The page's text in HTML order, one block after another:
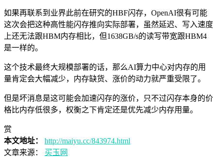
如果再联系到业界此前在研究的HBF闪存，OpenAI很有可能
这次会把这种高性能闪存推向实际部署，虽然延迟、写入速度
上还无法跟HBM内存相比，但1638GB/s的读写带宽跟HBM4
是一样的。
这个技术最终大规模部署的话，那么AI算力中心对内存的用
量肯定会大幅减少，内存缺货、涨价的动力就严重受限了。
但是坏消息是这可能会加速闪存的涨价，只不过闪存本身的价
格比内存低很多，权衡之下肯定还是优先减少内存用量。
赏
本文地址：
http://maiyu.cc/843974.html
文章来源：
买玉网